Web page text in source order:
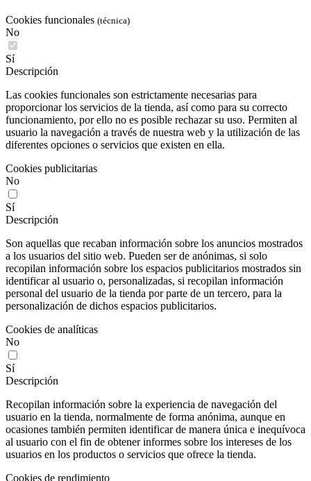
Cookies funcionales (técnica)
No
Sí
Descripción
Las cookies funcionales son estrictamente necesarias para
proporcionar los servicios de la tienda, así como para su correcto
funcionamiento, por ello no es posible rechazar su uso. Permiten al
usuario la navegación a través de nuestra web y la utilización de las
diferentes opciones o servicios que existen en ella.
Cookies publicitarias
No
Sí
Descripción
Son aquellas que recaban información sobre los anuncios mostrados
a los usuarios del sitio web. Pueden ser de anónimas, si solo
recopilan información sobre los espacios publicitarios mostrados sin
identificar al usuario o, personalizadas, si recopilan información
personal del usuario de la tienda por parte de un tercero, para la
personalización de dichos espacios publicitarios.
Cookies de analíticas
No
Sí
Descripción
Recopilan información sobre la experiencia de navegación del
usuario en la tienda, normalmente de forma anónima, aunque en
ocasiones también permiten identificar de manera única e inequívoca
al usuario con el fin de obtener informes sobre los intereses de los
usuarios en los productos o servicios que ofrece la tienda.
Cookies de rendimiento